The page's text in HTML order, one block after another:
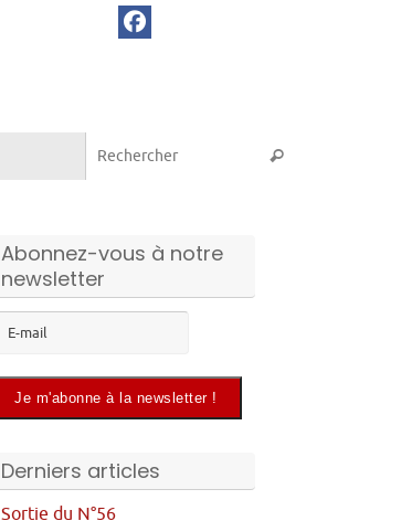
Rechercher
Abonnez-vous à notre
newsletter
Derniers articles
Sortie du N°56